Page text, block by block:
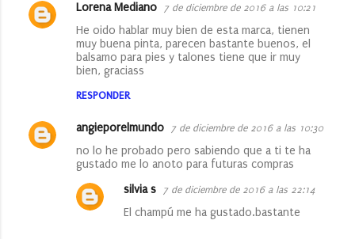
C
t
a
Lorena Mediano 7 de diciembre de 2016 a las 10:21
He oido hablar muy bien de esta marca, tienen
muy buena pinta, parecen bastante buenos, el
balsamo para pies y talones tiene que ir muy
bien, graciass
RESPONDER
angieporelmundo 7 de diciembre de 2016 a las 10:30
no lo he probado pero sabiendo que a ti te ha
gustado me lo anoto para futuras compras
silvia s 7 de diciembre de 2016 a las 22:14
El champú me ha gustado.bastante